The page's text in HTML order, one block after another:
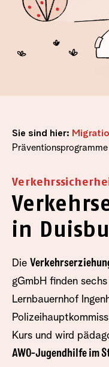
Sie sind hier:
Präventionsprogramme
in
Die
gGmbH finden
Lernbauernhof
Kurs und wird
AWO-Jugendhilfe im